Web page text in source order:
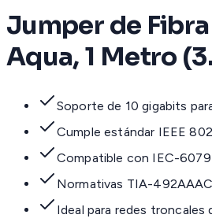
Jumper de
Aqua, 1 Metro
Soporte de 10 gigabits
Cumple estándar IEEE
Compatible con IEC-
Normativas TIA-
Ideal para redes troncales